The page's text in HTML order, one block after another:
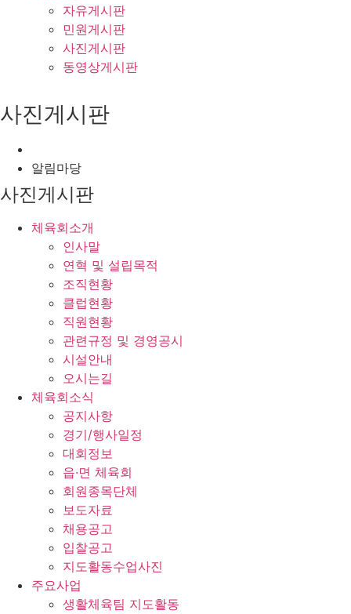
자유게시판
민원게시판
사진게시판
동영상게시판
사진게시판
알림마당
사진게시판
체육회소개
인사말
연혁 및 설립목적
조직현황
클럽현황
직원현황
관련규정 및 경영공시
시설안내
오시는길
체육회소식
공지사항
경기/행사일정
대회정보
읍·면 체육회
회원종목단체
보도자료
채용공고
입찰공고
지도활동수업사진
주요사업
생활체육팀 지도활동